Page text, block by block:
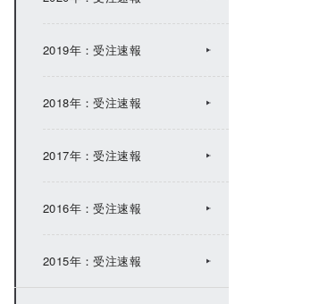
2019年：受注速報
2018年：受注速報
2017年：受注速報
2016年：受注速報
2015年：受注速報